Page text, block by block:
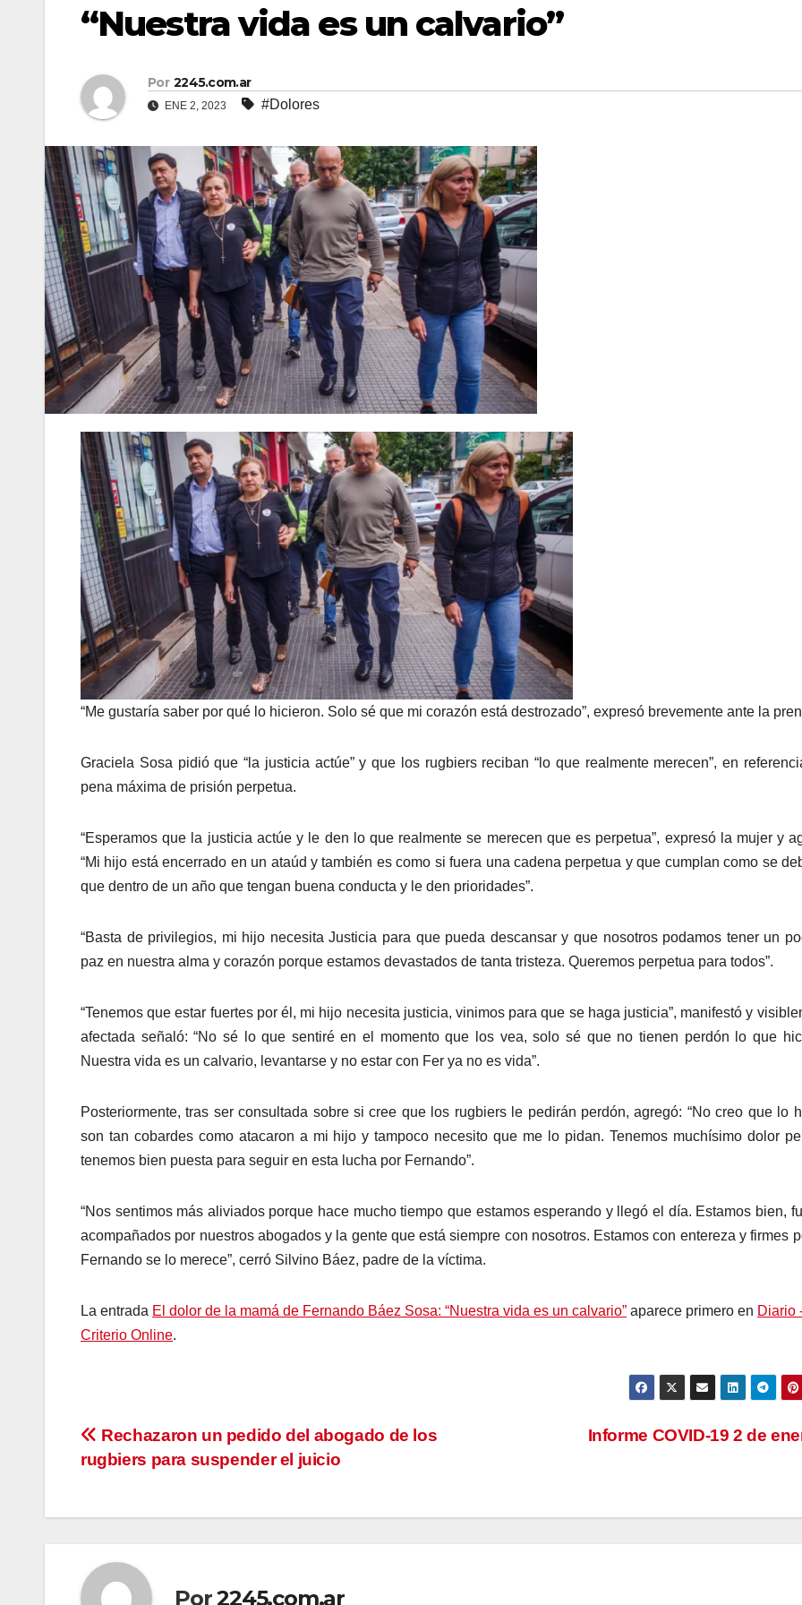
“Nuestra vida es un calvario”
Por 2245.com.ar
ENE 2, 2023 #Dolores
“Me gustaría saber por qué lo hicieron. Solo sé que mi corazón está destrozado”, expresó brevemente ante la
Graciela Sosa pidió que “la justicia actúe” y que los rugbiers reciban “lo que realmente merecen”, en
pena máxima de prisión perpetua.
“Esperamos que la justicia actúe y le den lo que realmente se merecen que es perpetua”, expresó la mujer y
“Mi hijo está encerrado en un ataúd y también es como si fuera una cadena perpetua y que cumplan como se
que dentro de un año que tengan buena conducta y le den prioridades”.
“Basta de privilegios, mi hijo necesita Justicia para que pueda descansar y que nosotros podamos tener un
paz en nuestra alma y corazón porque estamos devastados de tanta tristeza. Queremos perpetua para todos”.
“Tenemos que estar fuertes por él, mi hijo necesita justicia, vinimos para que se haga justicia”, manifestó y
afectada señaló: “No sé lo que sentiré en el momento que los vea, solo sé que no tienen perdón lo que
Nuestra vida es un calvario, levantarse y no estar con Fer ya no es vida”.
Posteriormente, tras ser consultada sobre si cree que los rugbiers le pedirán perdón, agregó: “No creo que lo
son tan cobardes como atacaron a mi hijo y tampoco necesito que me lo pidan. Tenemos muchísimo dolor
tenemos bien puesta para seguir en esta lucha por Fernando”.
“Nos sentimos más aliviados porque hace mucho tiempo que estamos esperando y llegó el día. Estamos bien,
acompañados por nuestros abogados y la gente que está siempre con nosotros. Estamos con entereza y firmes
Fernando se lo merece”, cerró Silvino Báez, padre de la víctima.
La entrada El dolor de la mamá de Fernando Báez Sosa: “Nuestra vida es un calvario” aparece primero en Diario
Criterio Online.
Navegación
de
entradas
Informe COVID-19 2 de
Rechazaron un pedido del abogado de los
rugbiers para suspender el juicio
Por2245.com.ar